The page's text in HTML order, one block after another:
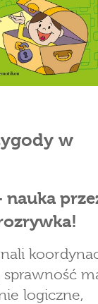
w
nauka
logiczne,